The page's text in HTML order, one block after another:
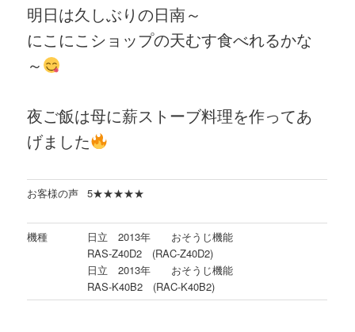
明日は久しぶりの日南～
にこにこショップの天むす食べれるかな
～
夜ご飯は母に薪ストーブ料理を作ってあ
げました
お客様の声 5★★★★★
機種
日立 2013年 おそうじ機能
RAS-Z40D2 (RAC-Z40D2)
日立 2013年 おそうじ機能
RAS-K40B2 (RAC-K40B2)